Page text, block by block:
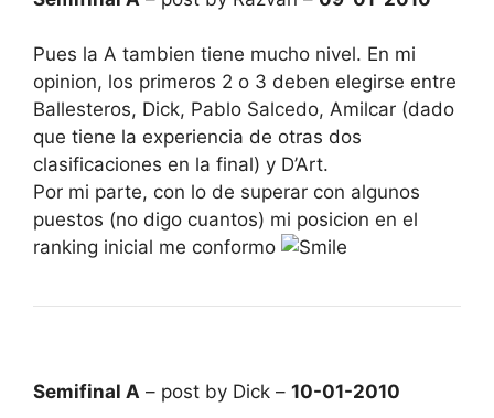
Pues la A tambien tiene mucho nivel. En mi
opinion, los primeros 2 o 3 deben elegirse entre
Ballesteros, Dick, Pablo Salcedo, Amilcar (dado
que tiene la experiencia de otras dos
clasificaciones en la final) y D’Art.
Por mi parte, con lo de superar con algunos
puestos (no digo cuantos) mi posicion en el
ranking inicial me conformo
Semifinal A – post by Dick – 10-01-2010